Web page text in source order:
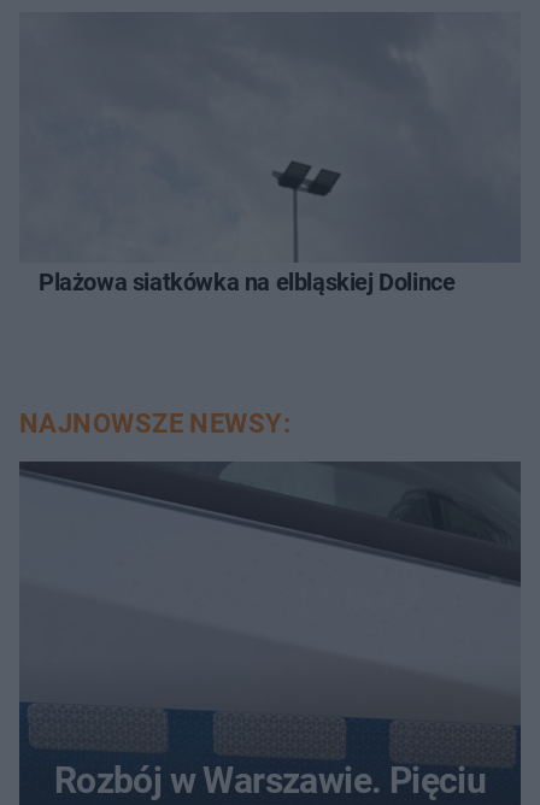
Plażowa siatkówka na elbląskiej Dolince
NAJNOWSZE NEWSY:
Rozbój w Warszawie. Pięciu